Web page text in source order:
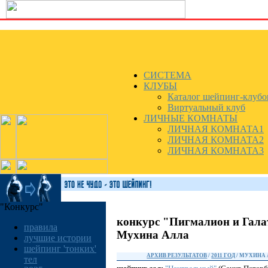
СИСТЕМА
КЛУБЫ
Каталог шейпинг-
Виртуальный клуб
ЛИЧНЫЕ КОМНАТЫ
ЛИЧНАЯ КОМНАТА1
ЛИЧНАЯ КОМНАТА2
ЛИЧНАЯ КОМНАТА3
"Конкурс"
правила
лучшие истории
шейпинг 'тонких'
тел
конкурс "Пигмалион и
Мухина Алла
АРХИВ РЕЗУЛЬТАТОВ /2011 ГОД / МУХИНА